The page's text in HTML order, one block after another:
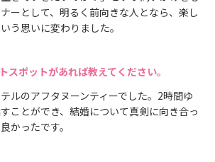
ーとして、明るく前向きな人となら、楽し
う思いに変わりました。
スポットがあれば教えてください。
ルのアフタヌーンティーでした。2時間ゆ
ことができ、結婚について真剣に向き合っ
かったです。